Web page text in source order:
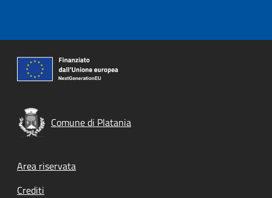
Comune di Platania
Footer menu
Area riservata
Crediti